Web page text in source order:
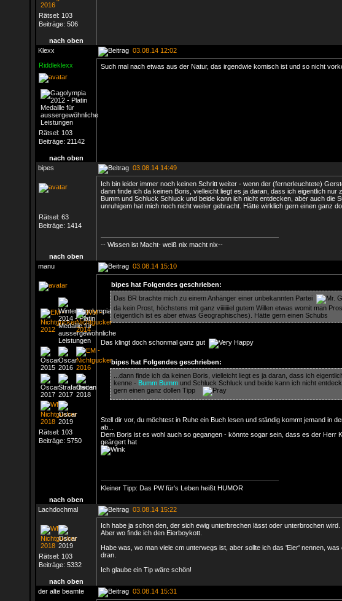
Rätsel: 103
Beiträge: 506
nach oben
Klexx
03.08.14 12:02
Riddleklexx
Rätsel: 103
Beiträge: 21142
Such mal nach etwas aus der Natur, das irgendwie komisch ist und so nicht
nach oben
bipes
03.08.14 14:49
Rätsel: 63
Beiträge: 1414
Ich bin leider immer noch keinen Schritt weiter - wenn der (fernerleuchtete)
dann finde ich da keinen Boris, vielleicht liegt es ja daran, dass ich eigentlich nur
Bumm und Schluck Schluck und beide kann ich nicht entdecken, aber auch die
unruhigem hat mich noch nicht weiter gebracht. Hätte wirklich gern einen ganz
-- Wissen ist Macht- weiß nix macht nix--
nach oben
manu
03.08.14 15:10
Rätsel: 103
Beiträge: 5750
bipes hat Folgendes geschrieben:
Das BR brachte mich zu einem Anhänger einer unbekannten Partei
da kein Prost, höchstens mit ganz viiiiiiiel gutem Willen etwas womit man
(eigentlich ist es aber etwas Geographisches). Hätte gern einen Schubs
Das klingt doch schonmal ganz gut
bipes hat Folgendes geschrieben:
...dann finde ich da keinen Boris, vielleicht liegt es ja daran, dass ich
kenne - Bumm Bumm und Schluck Schluck und beide kann ich nicht
gern einen ganz dollen Tipp
Stell dir vor, du möchtest in Ruhe ein Buch lesen und ständig kommt jemand in
ab...
Dem Boris ist es wohl auch so gegangen - könnte sogar sein, dass es der Herr
geärgert hat
Kleiner Tipp: Das PW für's Leben heißt HUMOR
nach oben
Lachdochmal
03.08.14 15:22
Rätsel: 103
Beiträge: 5332
Ich habe ja schon den, der sich ewig unterbrechen lässt oder unterbrochen wird.
Aber wo finde ich den Eierboykott.
Habe was, wo man viele cm unterwegs ist, aber sollte ich das 'Eier' nennen, was
dran.
Ich glaube ein Tip wäre schön!
nach oben
der alte beamte
03.08.14 15:31